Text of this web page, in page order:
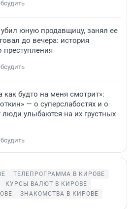
убил юную продавщицу, занял ее
до вечера: история
преступления
как будто на меня смотрит»:
— о суперслабостях и о
улыбаются на их грустных
ТЕЛЕПРОГРАММА В КИРОВЕ
КУРСЫ ВАЛЮТ В КИРОВЕ
ЗНАКОМСТВА В КИРОВЕ